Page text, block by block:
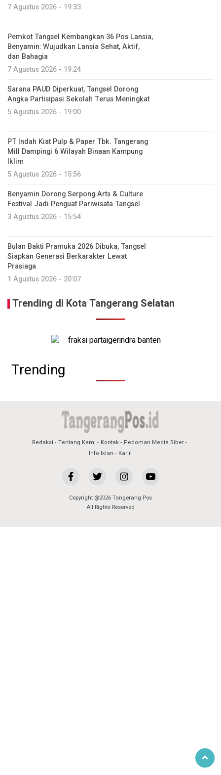
7 Agustus 2026 - 19:33
Pemkot Tangsel Kembangkan 36 Pos Lansia,
Benyamin: Wujudkan Lansia Sehat, Aktif,
dan Bahagia
7 Agustus 2026 - 19:24
Sarana PAUD Diperkuat, Tangsel Dorong
Angka Partisipasi Sekolah Terus Meningkat
5 Agustus 2026 - 19:00
PT Indah Kiat Pulp & Paper Tbk. Tangerang
Mill Dampingi 6 Wilayah Binaan Kampung
Iklim
5 Agustus 2026 - 15:56
Benyamin Dorong Serpong Arts & Culture
Festival Jadi Penguat Pariwisata Tangsel
3 Agustus 2026 - 15:54
Bulan Bakti Pramuka 2026 Dibuka, Tangsel
Siapkan Generasi Berkarakter Lewat
Prasiaga
1 Agustus 2026 - 20:07
Trending di Kota Tangerang Selatan
Trending
Redaksi Tentang Kami Kontak
Pedoman Media Siber
Info Iklan
Karir
Copyright @2026 Tangerang Pos
All Rights Reserved